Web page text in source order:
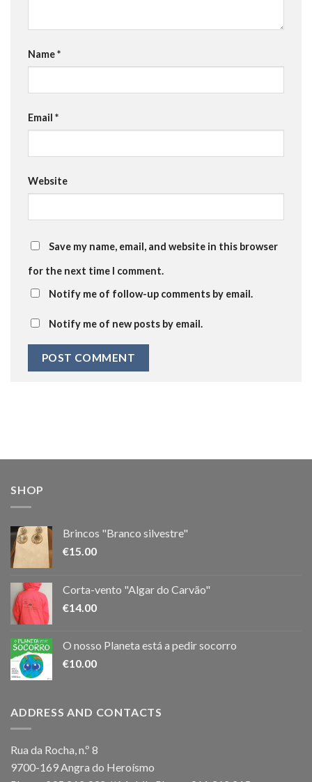
Name*
Email *
Website
Save my name, email, and website in this browser
for the next time I comment.
Notify me of follow-up comments by email.
Notify me of new posts by email.
SHOP
Brincos "Branco silvestre"
€15.00
Corta-vento "Algar do Carvão"
€14.00
O nosso Planeta está a pedir socorro
€10.00
ADDRESS AND CONTACTS
Rua da Rocha, n.º 8
9700-169 Angra do Heroísmo